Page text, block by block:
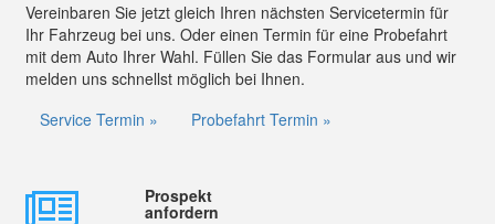
Vereinbaren Sie jetzt gleich Ihren nächsten Servicetermin für
Ihr Fahrzeug bei uns. Oder einen Termin für eine Probefahrt
mit dem Auto Ihrer Wahl. Füllen Sie das Formular aus und wir
melden uns schnellst möglich bei Ihnen.
Service Termin »
Probefahrt Termin »
Prospekt
anfordern